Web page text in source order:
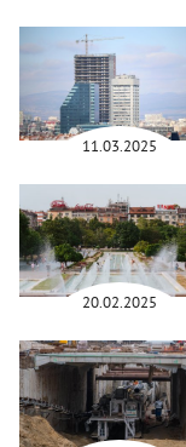
11.03.2025
20.02.2025